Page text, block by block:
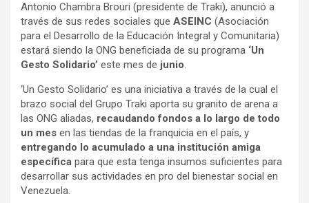
Antonio Chambra Brouri (presidente de Traki), anunció a
través de sus redes sociales que ASEINC (Asociación
para el Desarrollo de la Educación Integral y Comunitaria)
estará siendo la ONG beneficiada de su programa ‘Un
Gesto Solidario’ este mes de junio.
‘Un Gesto Solidario’ es una iniciativa a través de la cual el
brazo social del Grupo Traki aporta su granito de arena a
las ONG aliadas, recaudando fondos a lo largo de todo
un mes en las tiendas de la franquicia en el país, y
entregando lo acumulado a una institución amiga
específica para que esta tenga insumos suficientes para
desarrollar sus actividades en pro del bienestar social en
Venezuela.